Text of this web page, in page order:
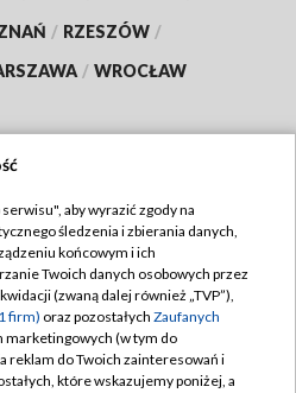
/ RZESZÓW /
/ WROCŁAW
TVP
TVP
prywatności
zgody
aby wyrazić zgody na
śledzenia i zbierania danych,
końcowym i ich
Twoich danych osobowych przez
(zwaną dalej również „TVP”),
firm) oraz pozostałych Zaufanych
marketingowych (w tym do
reklam do Twoich zainteresowań i
które wskazujemy poniżej, a